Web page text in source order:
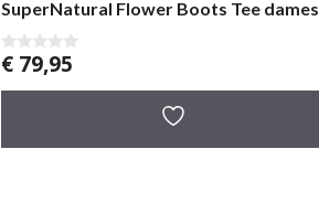
SuperNatural Flower Boots Tee dames
0
a
€79,95